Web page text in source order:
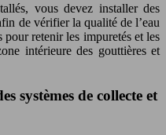
vous devez installer des
de vérifier la qualité de l’eau
pour retenir les impuretés et les
intérieure des gouttières et
systèmes de collecte et